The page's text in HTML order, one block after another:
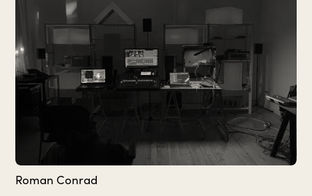
Roman Conrad